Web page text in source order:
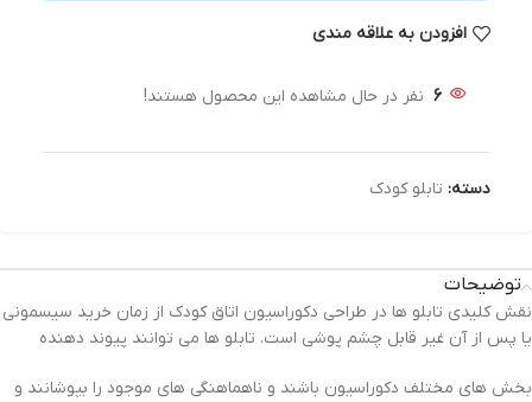
افزودن به علاقه مندی
6 نفر در حال مشاهده این محصول هستند!
دسته: تابلو کودک
توضیحات
نقش کلیدی تابلو ها در طراحی دکوراسیون اتاق کودک از زمان خرید سیسمونی
یا پس از آن غیر قابل چشم پوشی است. تابلو ها می توانند پیوند دهنده
بخش های مختلف دکوراسیون باشند و ناهماهنگی های موجود را بپوشانند و